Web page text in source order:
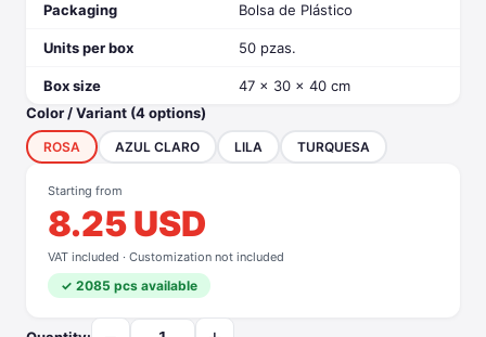
Packaging Bolsa de Plástico
Units per box 50 pzas.
Box size
47 x 30 x 40 cm
Color / Variant (4 options)
ROSA AZUL CLARO LILA TURQUESA
Starting from
8.25 USD
VAT included · Customization not included
✓ 2085 pcs available